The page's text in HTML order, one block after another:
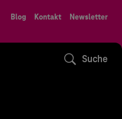
Blog Kontakt Newsletter
Suche